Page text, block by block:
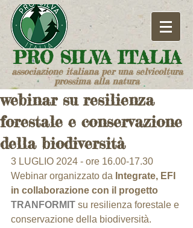
​PRO SILVA ITALIA
associazione italiana per una selvicoltura
prossima alla natura
webinar su resilienza
forestale e conservazione
della biodiversità
3 LUGLIO 2024 - ore 16.00-17.30
Webinar organizzato da Integrate, EFI
in collaborazione con il progetto
TRANFORMIT su resilienza forestale e
conservazione della biodiversità.